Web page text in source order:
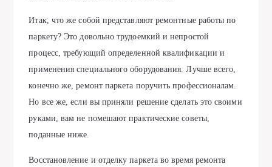
Итак, что же собой представляют ремонтные работы по
паркету? Это довольно трудоемкий и непростой
процесс, требующий определенной квалификации и
применения специального оборудования. Лучше всего,
конечно же, ремонт паркета поручить профессионалам.
Но все же, если вы приняли решение сделать это своими
руками, вам не помешают практические советы,
поданные ниже.
Восстановление и отделку паркета во время ремонта